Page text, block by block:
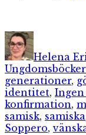
Författare
Helena
Ungdomsböcker
generationer,
identitet,
konfirmation,
samisk, samiska
Soppero,